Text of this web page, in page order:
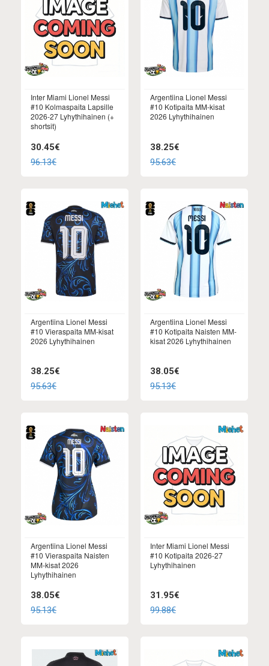
Inter Miami Lionel Messi
#10 Kolmaspaita Lapsille
2026-27 Lyhythihainen (+
shortsit)
30.45€
96.13€
Argentiina Lionel Messi
#10 Kotipaita MM-kisat
2026 Lyhythihainen
38.25€
95.63€
Argentiina Lionel Messi
#10 Vieraspaita MM-kisat
2026 Lyhythihainen
38.25€
95.63€
Argentiina Lionel Messi
#10 Kotipaita Naisten MM-
kisat 2026 Lyhythihainen
38.05€
95.13€
Argentiina Lionel Messi
#10 Vieraspaita Naisten
MM-kisat 2026
Lyhythihainen
38.05€
95.13€
Inter Miami Lionel Messi
#10 Kotipaita 2026-27
Lyhythihainen
31.95€
99.88€